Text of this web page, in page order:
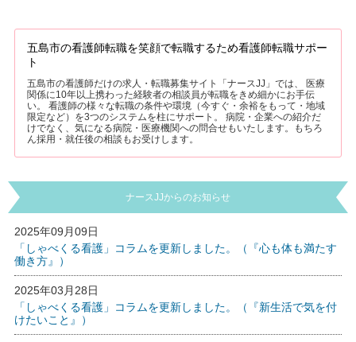
五島市の看護師転職を笑顔で転職するため看護師転職サポー
ト
五島市の看護師だけの求人・転職募集サイト「ナースJJ」では、 医療
関係に10年以上携わった経験者の相談員が転職をきめ細かにお手伝
い。 看護師の様々な転職の条件や環境（今すぐ・余裕をもって・地域
限定など）を3つのシステムを柱にサポート。 病院・企業への紹介だ
けでなく、気になる病院・医療機関への問合せもいたします。もちろ
ん採用・就任後の相談もお受けします。
ナースJJからのお知らせ
2025年09月09日
「しゃべくる看護」コラムを更新しました。（『心も体も満たす
働き方』）
2025年03月28日
「しゃべくる看護」コラムを更新しました。（『新生活で気を付
けたいこと』）